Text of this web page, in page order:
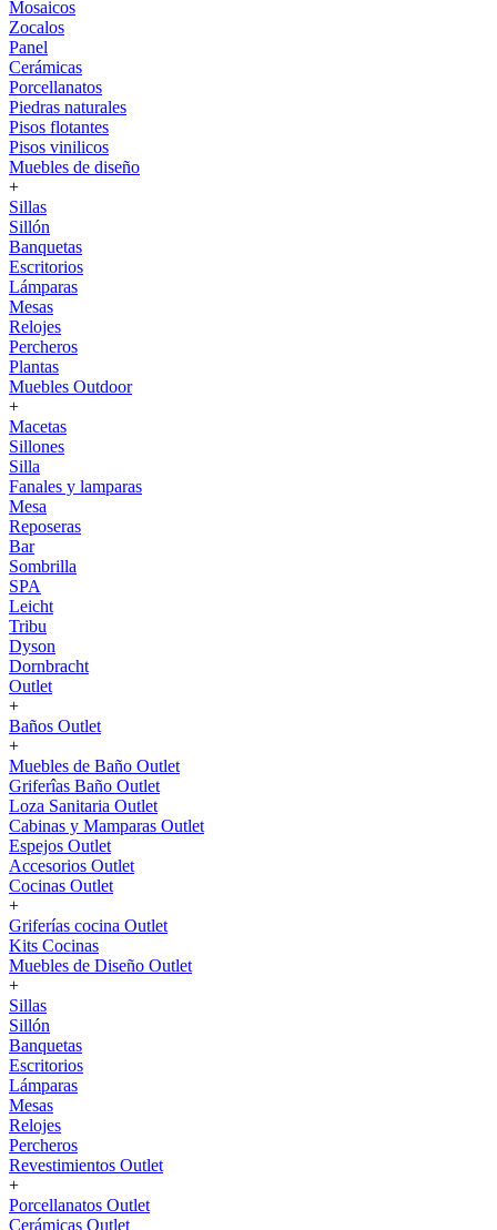
Mosaicos
Zocalos
Panel
Cerámicas
Porcellanatos
Piedras naturales
Pisos flotantes
Pisos vinilicos
Muebles de diseño
+
Sillas
Sillón
Banquetas
Escritorios
Lámparas
Mesas
Relojes
Percheros
Plantas
Muebles Outdoor
+
Macetas
Sillones
Silla
Fanales y lamparas
Mesa
Reposeras
Bar
Sombrilla
SPA
Leicht
Tribu
Dyson
Dornbracht
Outlet
+
Baños Outlet
+
Muebles de Baño Outlet
Griferîas Baño Outlet
Loza Sanitaria Outlet
Cabinas y Mamparas Outlet
Espejos Outlet
Accesorios Outlet
Cocinas Outlet
+
Griferías cocina Outlet
Kits Cocinas
Muebles de Diseño Outlet
+
Sillas
Sillón
Banquetas
Escritorios
Lámparas
Mesas
Relojes
Percheros
Revestimientos Outlet
+
Porcellanatos Outlet
Cerámicas Outlet